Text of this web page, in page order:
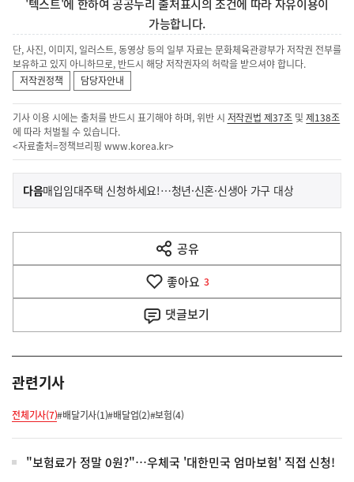
'텍스트'에 한하여 공공누리 출처표시의 조건에 따라 자유이용이
가능합니다.
단, 사진, 이미지, 일러스트, 동영상 등의 일부 자료는 문화체육관광부가 저작권 전부를
보유하고 있지 아니하므로, 반드시 해당 저작권자의 허락을 받으셔야 합니다.
저작권정책
담당자안내
기사 이용 시에는 출처를 반드시 표기해야 하며, 위반 시 저작권법 제37조 및제138조
에 따라 처벌될 수 있습니다.
<자료출처=정책브리핑 www.korea.kr>
이
전
다
음
다음기
매입임대주택 신청하세요!…청년·신혼·신생아 가구 대상
공유
열
기
좋아요 3
댓글보기
관련기사
전체기사(7)#배달기사(1)#배달업(2)#보험(4)
"보험료가 정말 0원?"…우체국 '대한민국 엄마보험' 직접 신청!